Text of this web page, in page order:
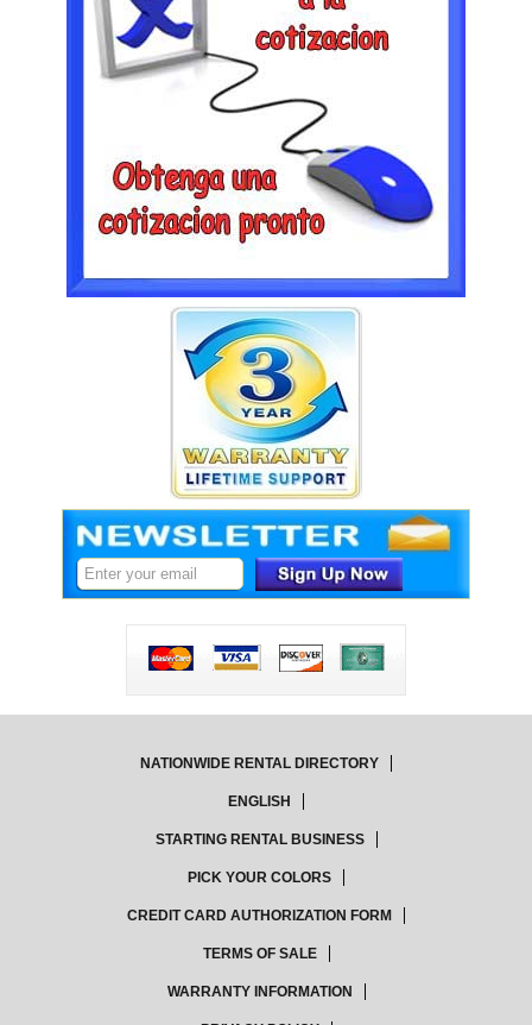
NATIONWIDE RENTAL DIRECTORY
ENGLISH
STARTING RENTAL BUSINESS
PICK YOUR COLORS
CREDIT CARD AUTHORIZATION FORM
TERMS OF SALE
WARRANTY INFORMATION